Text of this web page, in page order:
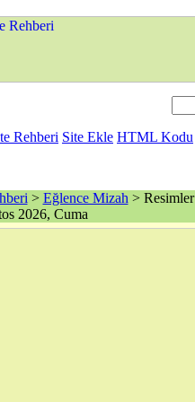
Rehberi Site Ekle HTML Kodu
> Eğlence Mizah > Resimler
2026, Cuma